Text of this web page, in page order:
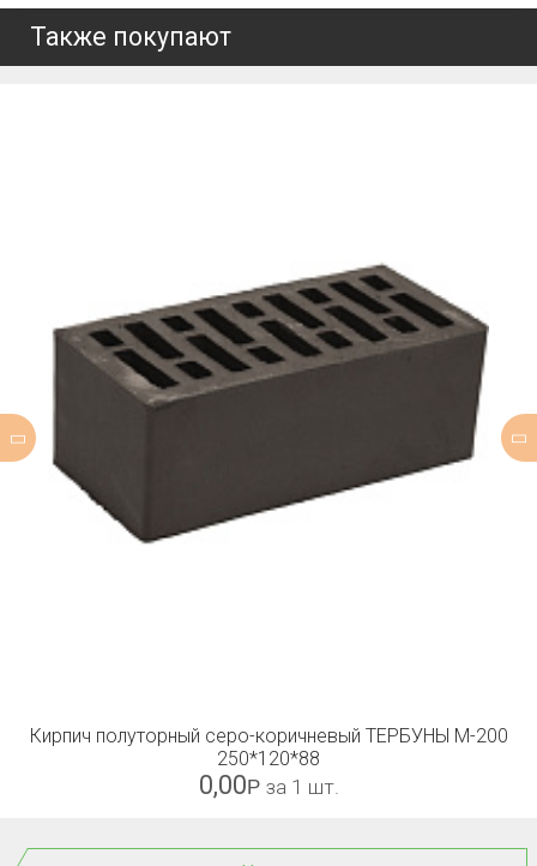
Также покупают
Кирпич полуторный серо-коричневый ТЕРБУНЫ М-200
250*120*88
0,00Р за 1 шт.